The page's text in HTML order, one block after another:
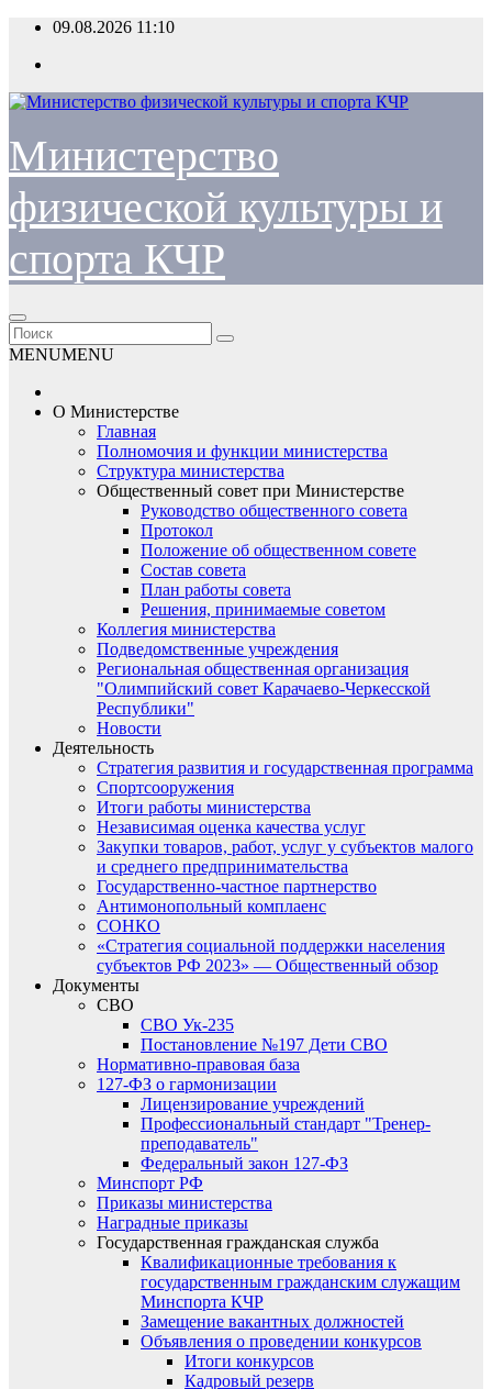
Перейти
содержимому
09.08.2026 11:10
Министерство
физической культуры и
спорта КЧР
MENUMENU
О Министерстве
Главная
Полномочия и функции министерства
Структура министерства
Общественный совет при Министерстве
Руководство общественного совета
Протокол
Положение об общественном совете
Состав совета
План работы совета
Решения, принимаемые советом
Коллегия министерства
Подведомственные учреждения
Региональная общественная организация
"Олимпийский совет Карачаево-Черкесской
Республики"
Новости
Деятельность
Стратегия развития и государственная программа
Спортсооружения
Итоги работы министерства
Независимая оценка качества услуг
Закупки товаров, работ, услуг у субъектов малого
и среднего предпринимательства
Государственно-частное партнерство
Антимонопольный комплаенс
СОНКО
«Стратегия социальной поддержки населения
субъектов РФ 2023» — Общественный обзор
Документы
СВО
СВО Ук-235
Постановление №197 Дети СВО
Нормативно-правовая база
127-ФЗ о гармонизации
Лицензирование учреждений
Профессиональный стандарт "Тренер-
преподаватель"
Федеральный закон 127-ФЗ
Минспорт РФ
Приказы министерства
Наградные приказы
Государственная гражданская служба
Квалификационные требования к
государственным гражданским служащим
Минспорта КЧР
Замещение вакантных должностей
Объявления о проведении конкурсов
Итоги конкурсов
Кадровый резерв